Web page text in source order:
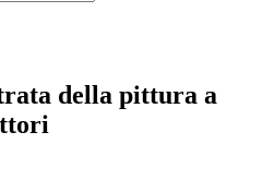
della pittura a